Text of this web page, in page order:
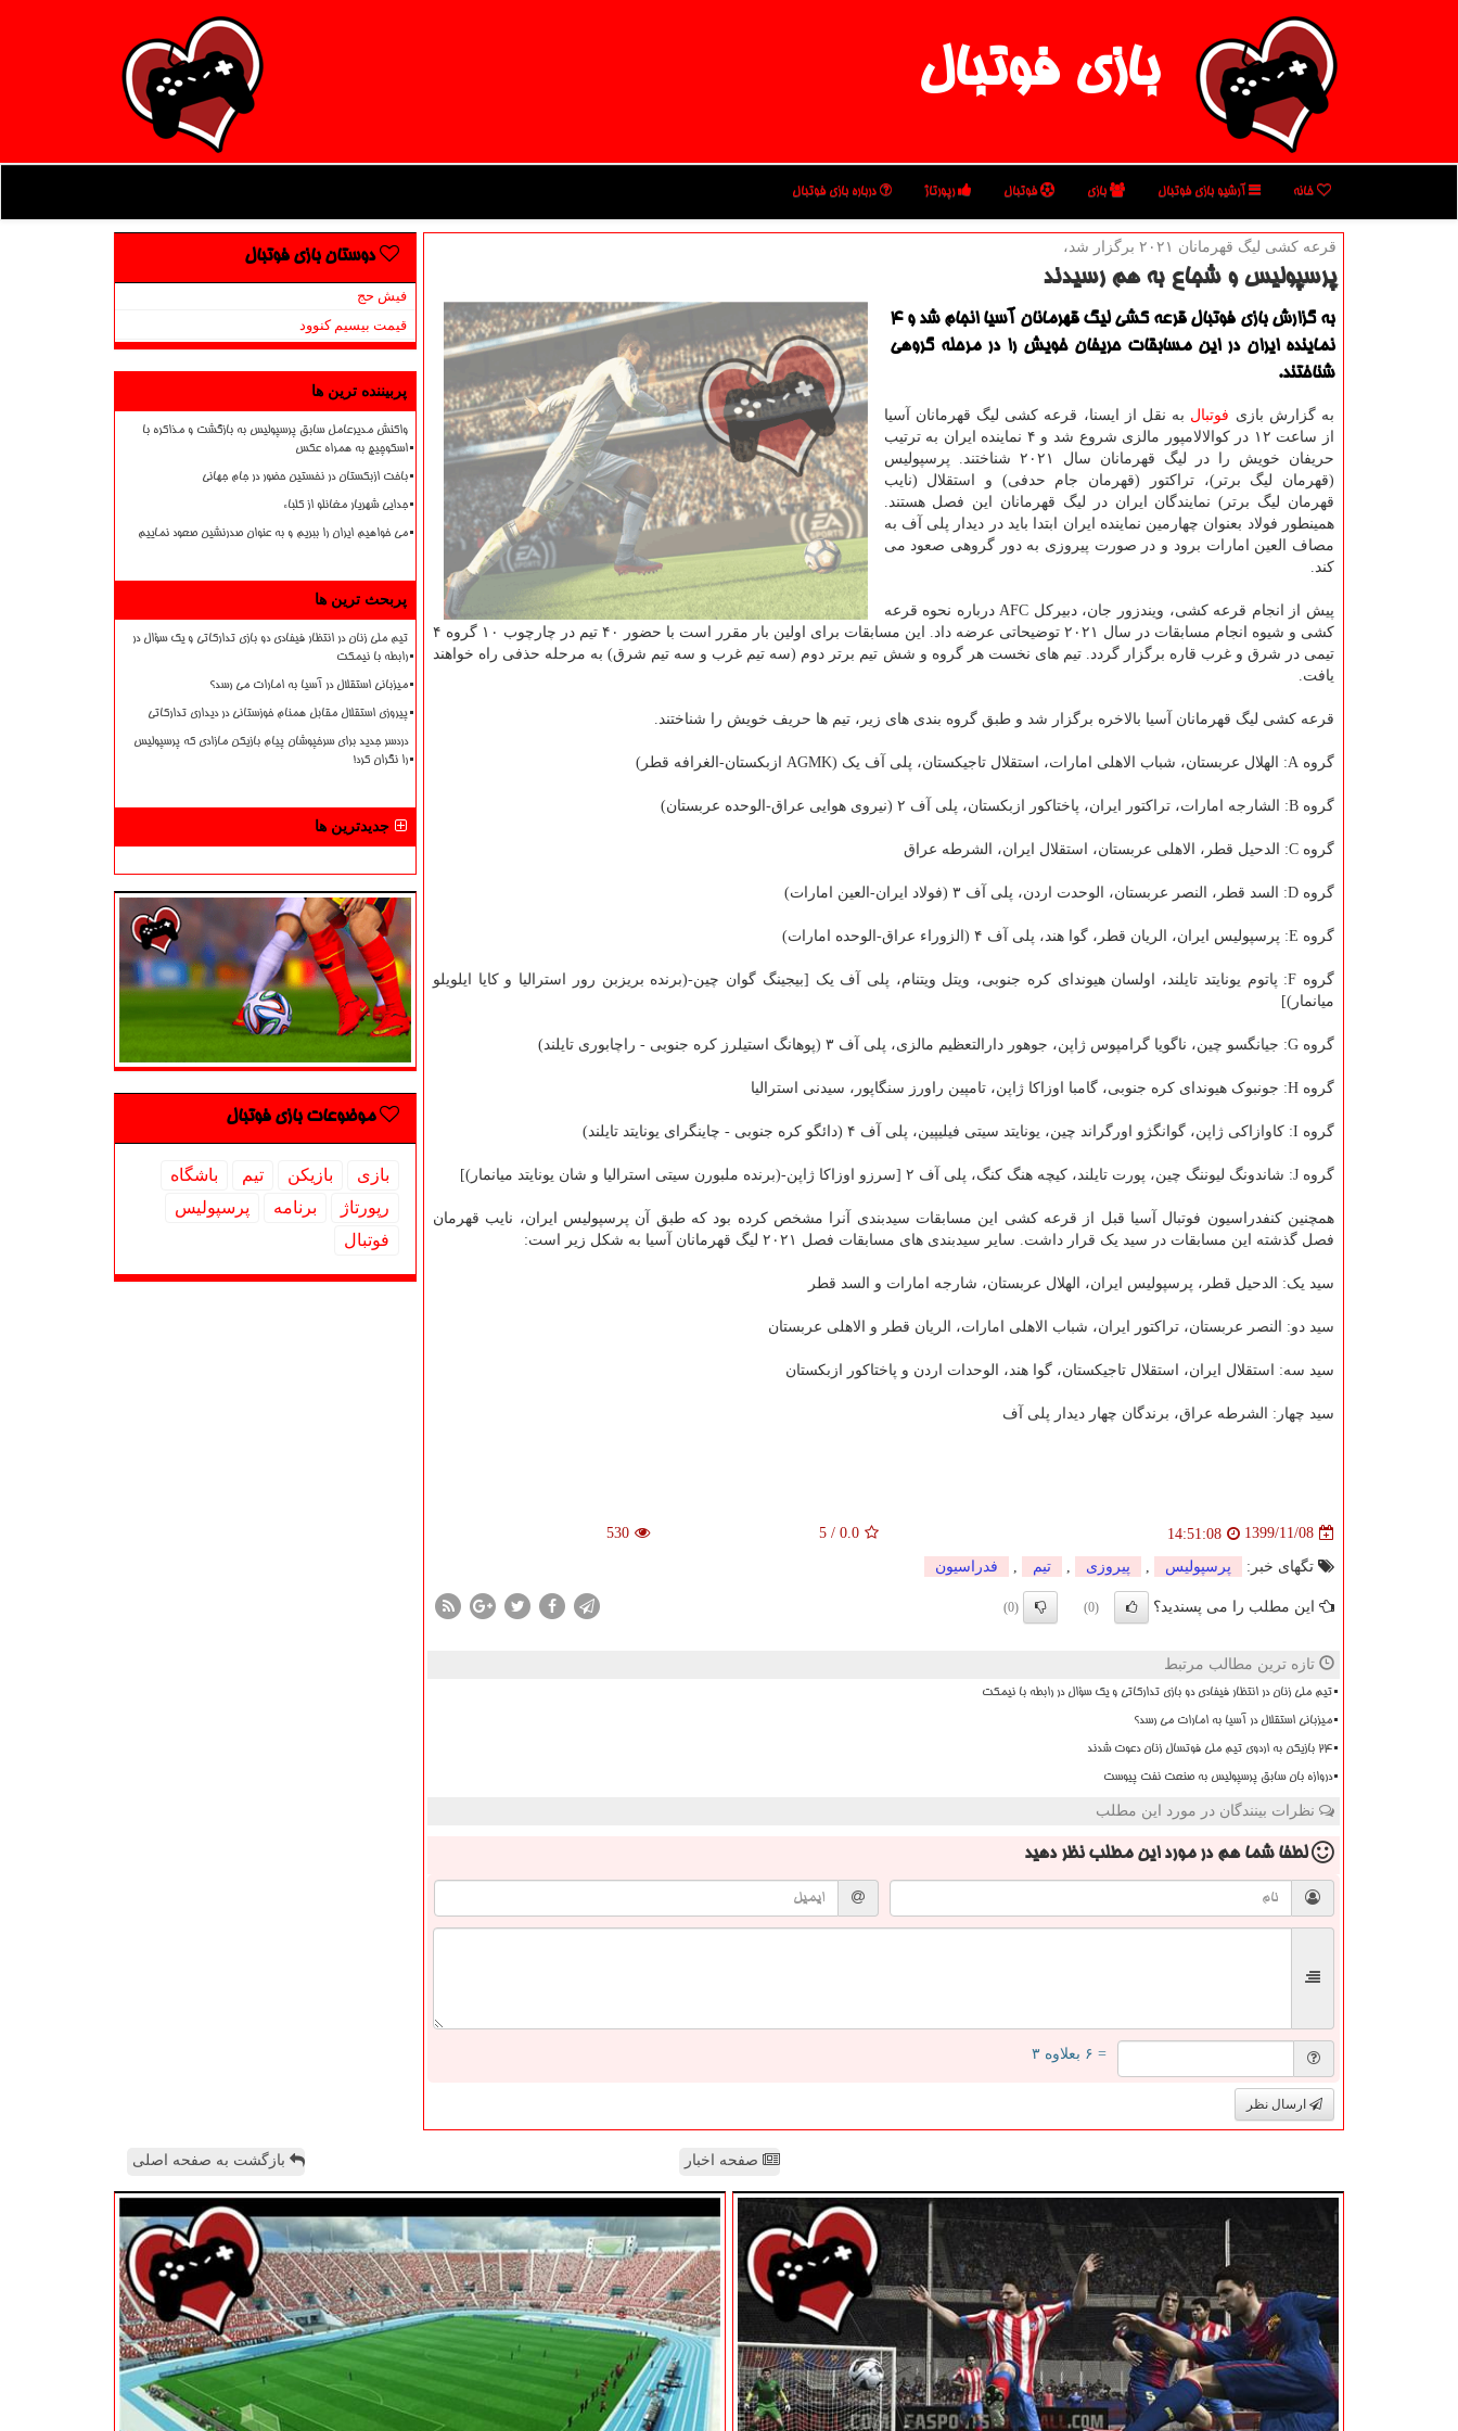
بازی فوتبال
خانه آرشیو بازی فوتبال بازی فوتبال رپورتاژ درباره بازی فوتبال
قرعه كشی لیگ قهرمانان ۲۰۲۱ برگزار شد،
پرسپولیس و شجاع به هم رسیدند
به گزارش بازی فوتبال قرعه کشی لیگ قهرمانان آسیا انجام شد و ۴
نماینده ایران در این مسابقات حریفان خویش را در مرحله گروهی
شناختند.
به گزارش بازی فوتبال به نقل از ایسنا، قرعه کشی لیگ قهرمانان آسیا
از ساعت ۱۲ در کوالالامپور مالزی شروع شد و ۴ نماینده ایران به ترتیب
حریفان خویش را در لیگ قهرمانان سال ۲۰۲۱ شناختند. پرسپولیس
(قهرمان لیگ برتر)، تراکتور (قهرمان جام حدفی) و استقلال (نایب
قهرمان لیگ برتر) نمایندگان ایران در لیگ قهرمانان این فصل هستند.
همینطور فولاد بعنوان چهارمین نماینده ایران ابتدا باید در دیدار پلی آف به
مصاف العین امارات برود و در صورت پیروزی به دور گروهی صعود می
کند.
پیش از انجام قرعه کشی، ویندزور جان، دبیرکل AFC درباره نحوه قرعه
کشی و شیوه انجام مسابقات در سال ۲۰۲۱ توضیحاتی عرضه داد. این مسابقات برای اولین بار مقرر است با حضور ۴۰ تیم در چارچوب ۱۰ گروه ۴
تیمی در شرق و غرب قاره برگزار گردد. تیم های نخست هر گروه و شش تیم برتر دوم (سه تیم غرب و سه تیم شرق) به مرحله حذفی راه خواهند
یافت.
قرعه کشی لیگ قهرمانان آسیا بالاخره برگزار شد و طبق گروه بندی های زیر، تیم ها حریف خویش را شناختند.
گروه A: الهلال عربستان، شباب الاهلی امارات، استقلال تاجیکستان، پلی آف یک (AGMK ازبکستان-الغرافه قطر)
گروه B: الشارجه امارات، تراکتور ایران، پاختاکور ازبکستان، پلی آف ۲ (نیروی هوایی عراق-الوحده عربستان)
گروه C: الدحیل قطر، الاهلی عربستان، استقلال ایران، الشرطه عراق
گروه D: السد قطر، النصر عربستان، الوحدت اردن، پلی آف ۳ (فولاد ایران-العین امارات)
گروه E: پرسپولیس ایران، الریان قطر، گوا هند، پلی آف ۴ (الزوراء عراق-الوحده امارات)
گروه F: پاتوم یونایتد تایلند، اولسان هیوندای کره جنوبی، ویتل ویتنام، پلی آف یک [بیجینگ گوان چین-(برنده بریزبن رور استرالیا و کایا ایلویلو
میانمار)]
گروه G: جیانگسو چین، ناگویا گرامپوس ژاپن، جوهور دارالتعظیم مالزی، پلی آف ۳ (پوهانگ استیلرز کره جنوبی - راچابوری تایلند)
گروه H: جونبوک هیوندای کره جنوبی، گامبا اوزاکا ژاپن، تامپین راورز سنگاپور، سیدنی استرالیا
گروه I: کاوازاکی ژاپن، گوانگژو اورگراند چین، یونایتد سیتی فیلیپین، پلی آف ۴ (دائگو کره جنوبی - چاینگرای یونایتد تایلند)
گروه J: شاندونگ لیوننگ چین، پورت تایلند، کیچه هنگ کنگ، پلی آف ۲ [سرزو اوزاکا ژاپن-(برنده ملبورن سیتی استرالیا و شان یونایتد میانمار)]
همچنین کنفدراسیون فوتبال آسیا قبل از قرعه کشی این مسابقات سیدبندی آنرا مشخص کرده بود که طبق آن پرسپولیس ایران، نایب قهرمان
فصل گذشته این مسابقات در سید یک قرار داشت. سایر سیدبندی های مسابقات فصل ۲۰۲۱ لیگ قهرمانان آسیا به شکل زیر است:
سید یک: الدحیل قطر، پرسپولیس ایران، الهلال عربستان، شارجه امارات و السد قطر
سید دو: النصر عربستان، تراکتور ایران، شباب الاهلی امارات، الریان قطر و الاهلی عربستان
سید سه: استقلال ایران، استقلال تاجیکستان، گوا هند، الوحدات اردن و پاختاکور ازبکستان
سید چهار: الشرطه عراق، برندگان چهار دیدار پلی آف
1399/11/08
14:51:08
0.0
/
5
530
تگهای خبر: پرسپولیس پیروزی تیم فدراسیون
این مطلب را می پسندید؟ (0)
(0)
تازه ترین مطالب مرتبط
تیم ملی زنان در انتظار فیفادی دو بازی تدارکاتی و یک سؤال در رابطه با نیمکت
میزبانی استقلال در آسیا به امارات می رسد؟
۲۴ بازیکن به اردوی تیم ملی فوتسال زنان دعوت شدند
دروازه بان سابق پرسپولیس به صنعت نفت پیوست
نظرات بینندگان در مورد این مطلب
لطفا شما همدر مورد این مطلب نظر دهید
= ۶ بعلاوه ۳
ارسال نظر
دوستان بازی فوتبال
فیش حج
قیمت بیسیم کنوود
پربیننده ترین ها
واکنش مدیرعامل سابق پرسپولیس به بازگشت و مذاکره با
اسکوچیچ به همراه عکس
باخت ازبکستان در نخستین حضور در جام جهانی
جدایی شهریار مغانلو از کلباء
می خواهیم ایران را ببریم و به عنوان صدرنشین صعود نماییم
پربحث ترین ها
تیم ملی زنان در انتظار فیفادی دو بازی تدارکاتی و یک سؤال در
رابطه با نیمکت
میزبانی استقلال در آسیا به امارات می رسد؟
پیروزی استقلال مقابل همنام خوزستانی در دیداری تدارکاتی
دردسر جدید برای سرخپوشان پیام بازیکن مازادی که پرسپولیس
را نگران کرد!
جدیدترین ها
موضوعات بازی فوتبال
بازی بازیكن تیم
باشگاه
رپورتاژ
برنامه
پرسپولیس
فوتبال
صفحه اخبار بازگشت به صفحه اصلی